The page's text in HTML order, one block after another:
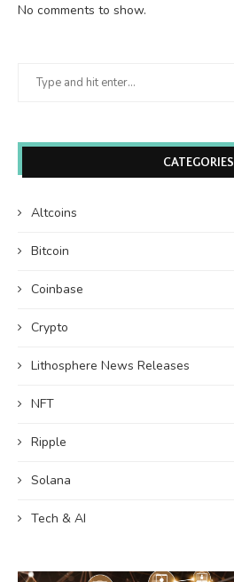
No comments to show.
CATEGORIES
Altcoins
Bitcoin
Coinbase
Crypto
Lithosphere News Releases
NFT
Ripple
Solana
Tech & AI